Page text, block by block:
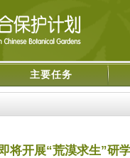
主要任务
将开展“荒漠求生”研